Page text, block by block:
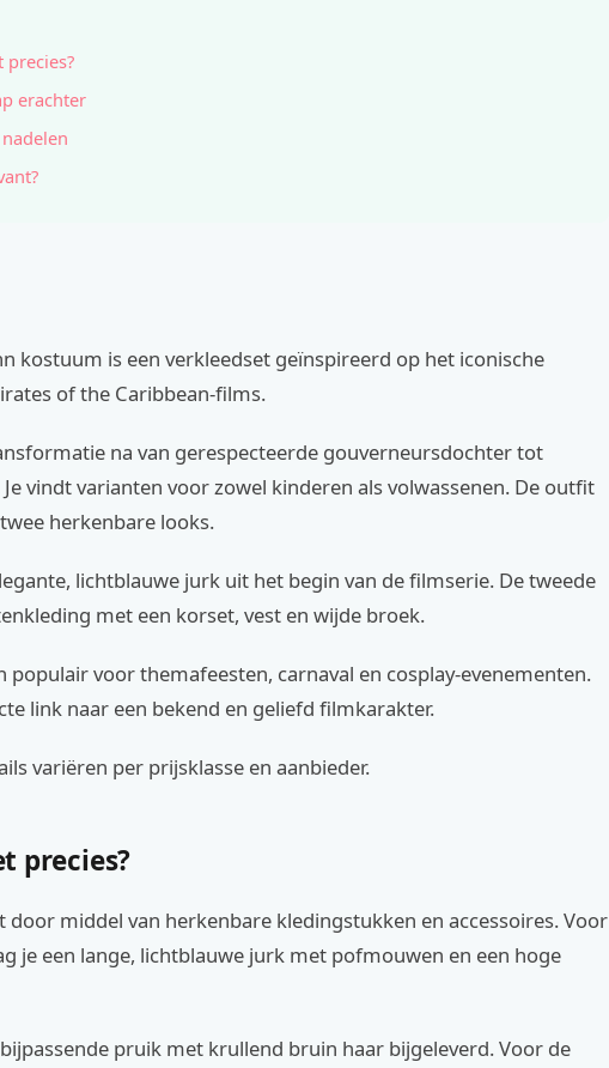
precies?
erachter
kostuum is een verkleedset geïnspireerd op het iconische
of the Caribbean-films.
na van gerespecteerde gouverneursdochter tot
vindt varianten voor zowel kinderen als volwassenen. De outfit
herkenbare looks.
lichtblauwe jurk uit het begin van de filmserie. De tweede
met een korset, vest en wijde broek.
populair voor themafeesten, carnaval en cosplay-evenementen.
link naar een bekend en geliefd filmkarakter.
variëren per prijsklasse en aanbieder.
precies?
middel van herkenbare kledingstukken en accessoires. Voor
je een lange, lichtblauwe jurk met pofmouwen en een hoge
pruik met krullend bruin haar bijgeleverd. Voor de